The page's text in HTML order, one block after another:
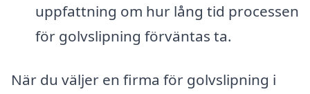
uppfattning om hur lång tid processen
för golvslipning förväntas ta.
När du väljer en firma för golvslipning i